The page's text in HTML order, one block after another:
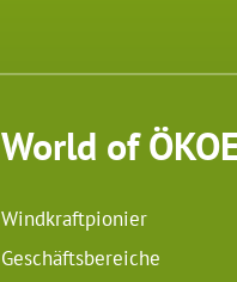
World of
Windkraftpionier
Geschäftsbereiche